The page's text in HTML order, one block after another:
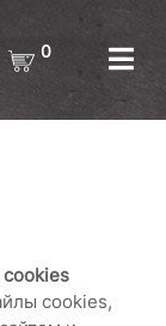
0
cookies
cookies,